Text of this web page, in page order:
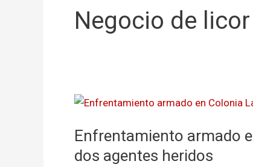
Negocio de licor
Enfrentamiento armado
dos agentes heridos
Enfrentamiento
en
Colonia